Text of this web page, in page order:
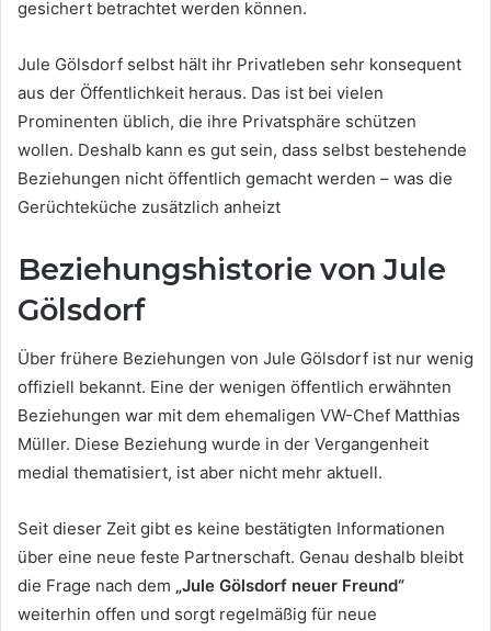
gesichert betrachtet werden können.
Jule Gölsdorf selbst hält ihr Privatleben sehr konsequent
aus der Öffentlichkeit heraus. Das ist bei vielen
Prominenten üblich, die ihre Privatsphäre schützen
wollen. Deshalb kann es gut sein, dass selbst bestehende
Beziehungen nicht öffentlich gemacht werden – was die
Gerüchteküche zusätzlich anheizt
Beziehungshistorie von Jule
Gölsdorf
Über frühere Beziehungen von Jule Gölsdorf ist nur wenig
offiziell bekannt. Eine der wenigen öffentlich erwähnten
Beziehungen war mit dem ehemaligen VW-Chef Matthias
Müller. Diese Beziehung wurde in der Vergangenheit
medial thematisiert, ist aber nicht mehr aktuell.
Seit dieser Zeit gibt es keine bestätigten Informationen
über eine neue feste Partnerschaft. Genau deshalb bleibt
die Frage nach dem „Jule Gölsdorf neuer Freund“
weiterhin offen und sorgt regelmäßig für neue